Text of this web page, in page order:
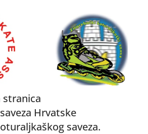
stranica
Hrvatske
saveza.